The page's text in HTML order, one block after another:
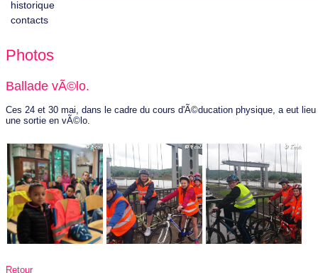
historique
contacts
Photos
Ballade vÃ©lo.
Ces 24 et 30 mai, dans le cadre du cours d'Ã©ducation physique, a eut lieu
une sortie en vÃ©lo.
Retour